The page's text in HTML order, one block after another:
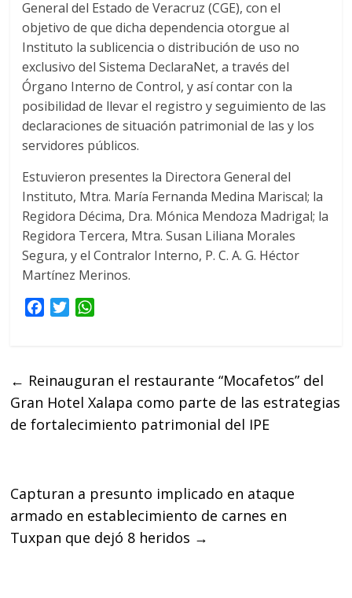
General del Estado de Veracruz (CGE), con el
objetivo de que dicha dependencia otorgue al
Instituto la sublicencia o distribución de uso no
exclusivo del Sistema DeclaraNet, a través del
Órgano Interno de Control, y así contar con la
posibilidad de llevar el registro y seguimiento de las
declaraciones de situación patrimonial de las y los
servidores públicos.
Estuvieron presentes la Directora General del
Instituto, Mtra. María Fernanda Medina Mariscal; la
Regidora Décima, Dra. Mónica Mendoza Madrigal; la
Regidora Tercera, Mtra. Susan Liliana Morales
Segura, y el Contralor Interno, P. C. A. G. Héctor
Martínez Merinos.
b
o
o
T
t
e
r
s
A
p
← Reinauguran el restaurante “Mocafetos” del
Gran Hotel Xalapa como parte de las estrategias
de fortalecimiento patrimonial del IPE
Capturan a presunto implicado en ataque
armado en establecimiento de carnes en
Tuxpan que dejó 8 heridos →